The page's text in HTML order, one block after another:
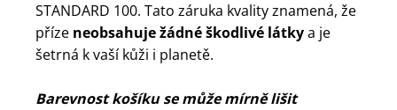
STANDARD 100. Tato záruka kvality znamená, že
příze neobsahuje žádné škodlivé látkya je
šetrná k vaší kůži i planetě.
Barevnost košíku se může mírně lišit